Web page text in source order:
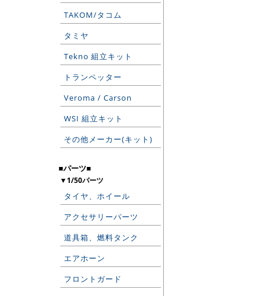
TAKOM/タコム
タミヤ
Tekno 組立キット
トランペッター
Veroma / Carson
WSI 組立キット
その他メーカー(キット)
■パーツ■
▼1/50パーツ
タイヤ、ホイール
アクセサリーパーツ
道具箱、燃料タンク
エアホーン
フロントガード